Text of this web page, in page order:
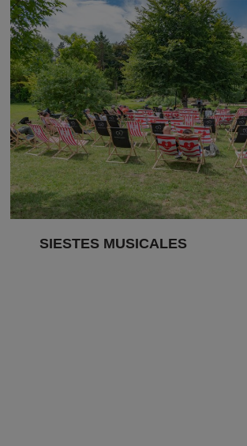
SIESTES MUSICALES